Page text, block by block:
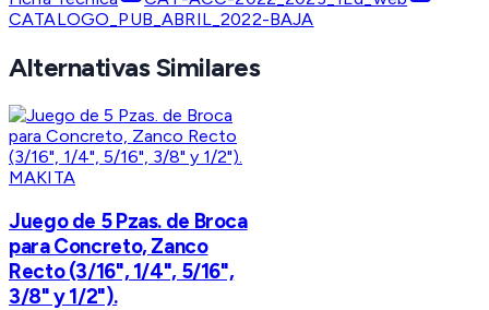
CATALOGO_PUB_ABRIL_2022-BAJA
Alternativas Similares
MAKITA
Juego de 5 Pzas. de Broca
para Concreto, Zanco
Recto (3/16", 1/4", 5/16",
3/8" y 1/2").